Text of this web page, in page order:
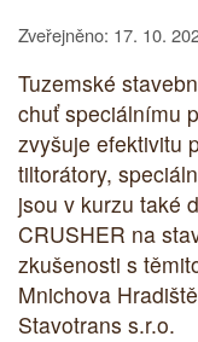
Zveřejněno: 17. 10.
Tuzemské
chuť speciálnímu
zvyšuje efektivitu
tiltorátory,
jsou v kurzu také
CRUSHER na
zkušenosti s
Mnichova
Stavotrans s.r.o.